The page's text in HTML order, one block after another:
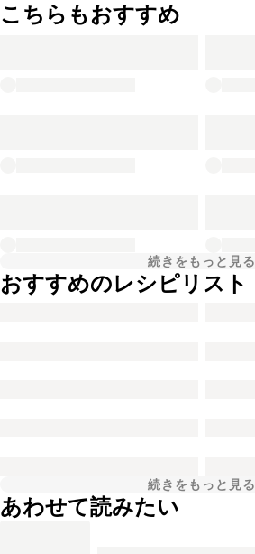
こちらもおすすめ
続きをもっと見る
おすすめのレシピリスト
続きをもっと見る
あわせて読みたい